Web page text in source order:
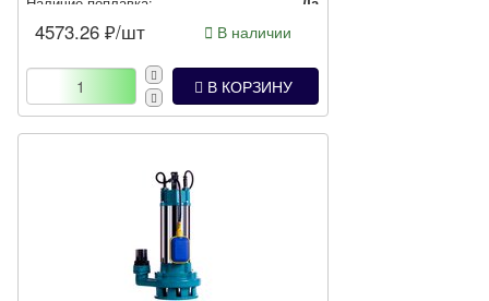
4573.26 ₽/шт В наличии
В КОРЗИНУ